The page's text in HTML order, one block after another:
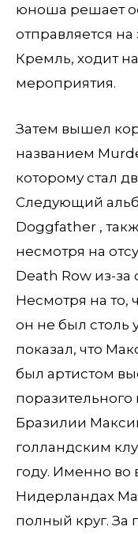
юноша решает
отправляется
Кремль, ходит
мероприятия.
Затем вышел
названием
которому стал
Следующий
Doggfather ,
несмотря на
Death Row из-за
Несмотря на то,
он не был
показал, что
был артистом
Бразилии
голландским
году. Именно во
Нидерландах
полный круг. За